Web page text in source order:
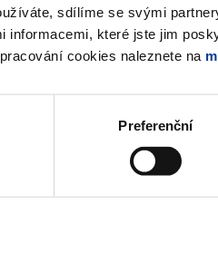
sdílíme se svými
informacemi, které jste jim
cookies naleznete na
Preferenční